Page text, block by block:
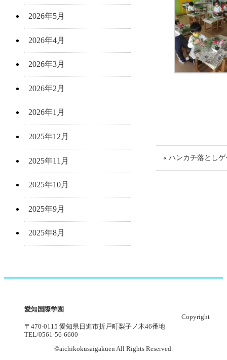
« ハンカチ落とし
2026年5月
2026年4月
2026年3月
2026年2月
2026年1月
2025年12月
2025年11月
2025年10月
2025年9月
2025年8月
愛知国際学園
〒470-0115 愛知県日進市折戸町梨子ノ木46番地
TEL/0561-56-6600
Copyright
©aichikokusaigakuen All Rights Reserved.